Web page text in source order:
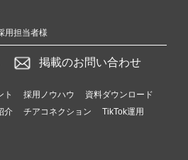
用担当者様
掲載のお問い合わせ
ト 採用ノウハウ
資料ダウンロード
介 チアコネクション
TikTok運用